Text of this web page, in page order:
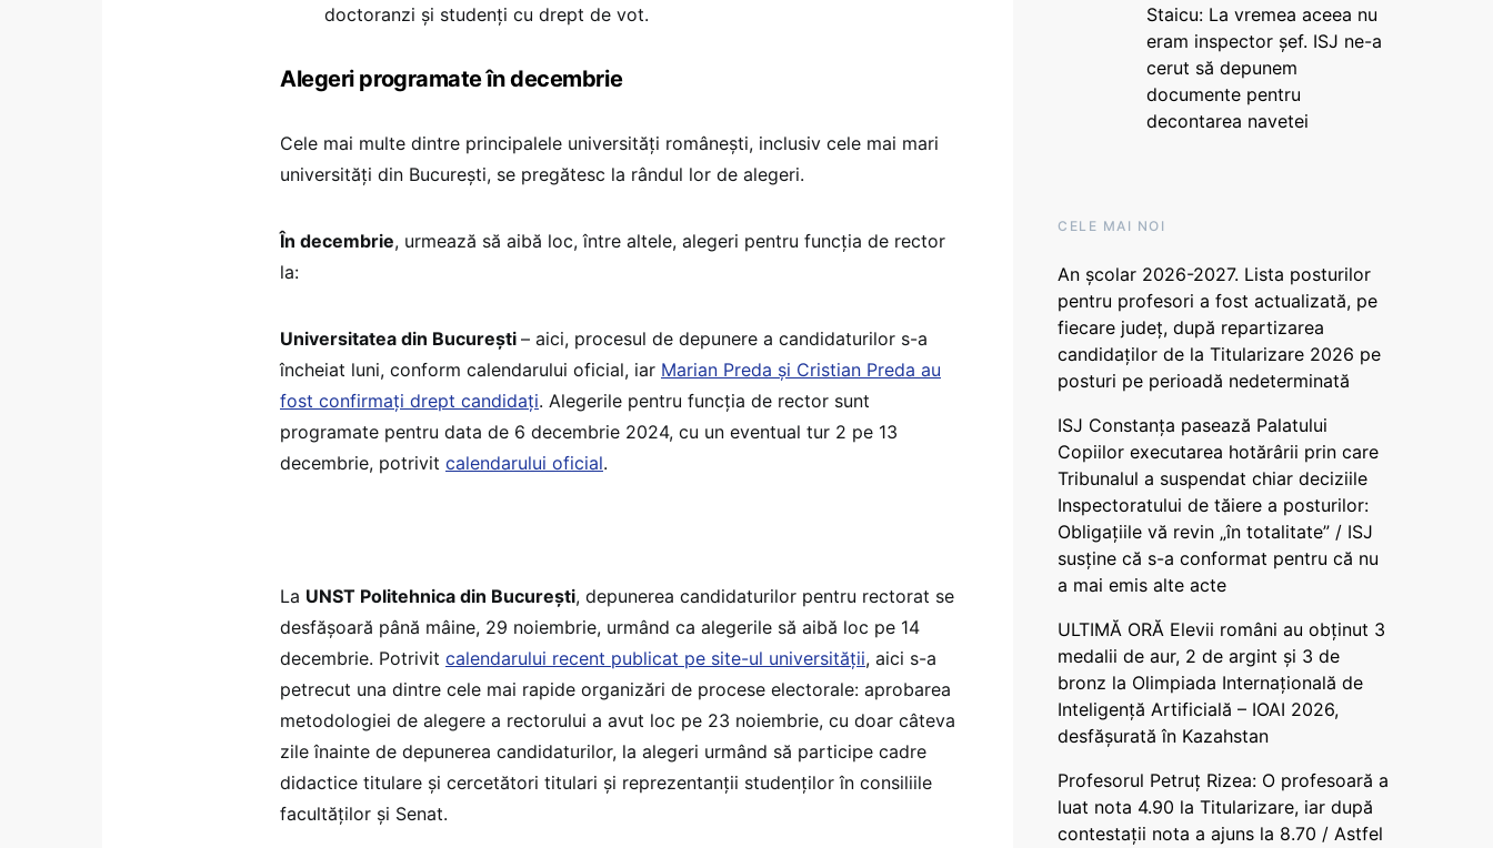
doctoranzi și studenți cu drept de vot.
Alegeri programate în decembrie
Cele mai multe dintre principalele universități românești, inclusiv cele mai mari
universități din București, se pregătesc la rândul lor de alegeri.
În decembrie, urmează să aibă loc, între altele, alegeri pentru funcția de rector
la:
Universitatea din București – aici, procesul de depunere a candidaturilor s-a
încheiat luni, conform calendarului oficial, iar Marian Preda și Cristian Preda au
fost confirmați drept candidați. Alegerile pentru funcția de rector sunt
programate pentru data de 6 decembrie 2024, cu un eventual tur 2 pe 13
decembrie, potrivit calendarului oficial.
La UNST Politehnica din București, depunerea candidaturilor pentru rectorat se
desfășoară până mâine, 29 noiembrie, urmând ca alegerile să aibă loc pe 14
decembrie. Potrivit calendarului recent publicat pe site-ul universității, aici s-a
petrecut una dintre cele mai rapide organizări de procese electorale: aprobarea
metodologiei de alegere a rectorului a avut loc pe 23 noiembrie, cu doar câteva
zile înainte de depunerea candidaturilor, la alegeri urmând să participe cadre
didactice titulare și cercetători titulari și reprezentanții studenților în consiliile
facultăților și Senat.
Staicu: La vremea aceea nu
eram inspector șef. ISJ ne-a
cerut să depunem
documente pentru
decontarea navetei
CELE MAI NOI
An școlar 2026-2027. Lista posturilor
pentru profesori a fost actualizată, pe
fiecare județ, după repartizarea
candidaților de la Titularizare 2026 pe
posturi pe perioadă nedeterminată
ISJ Constanța pasează Palatului
Copiilor executarea hotărârii prin care
Tribunalul a suspendat chiar deciziile
Inspectoratului de tăiere a posturilor:
Obligațiile vă revin „în totalitate” / ISJ
susține că s-a conformat pentru că nu
a mai emis alte acte
ULTIMĂ ORĂ Elevii români au obținut 3
medalii de aur, 2 de argint și 3 de
bronz la Olimpiada Internațională de
Inteligență Artificială – IOAI 2026,
desfășurată în Kazahstan
Profesorul Petruț Rizea: O profesoară a
luat nota 4.90 la Titularizare, iar după
contestații nota a ajuns la 8.70 / Astfel